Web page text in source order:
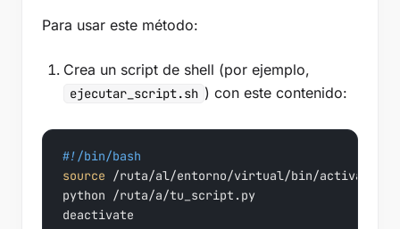
Para usar este método:
Crea un script de shell (por ejemplo,
ejecutar_script.sh ) con este contenido:
#!/bin/bash
source /ruta/al/entorno/virtual/bin/activate
python /ruta/a/tu_script.py
deactivate